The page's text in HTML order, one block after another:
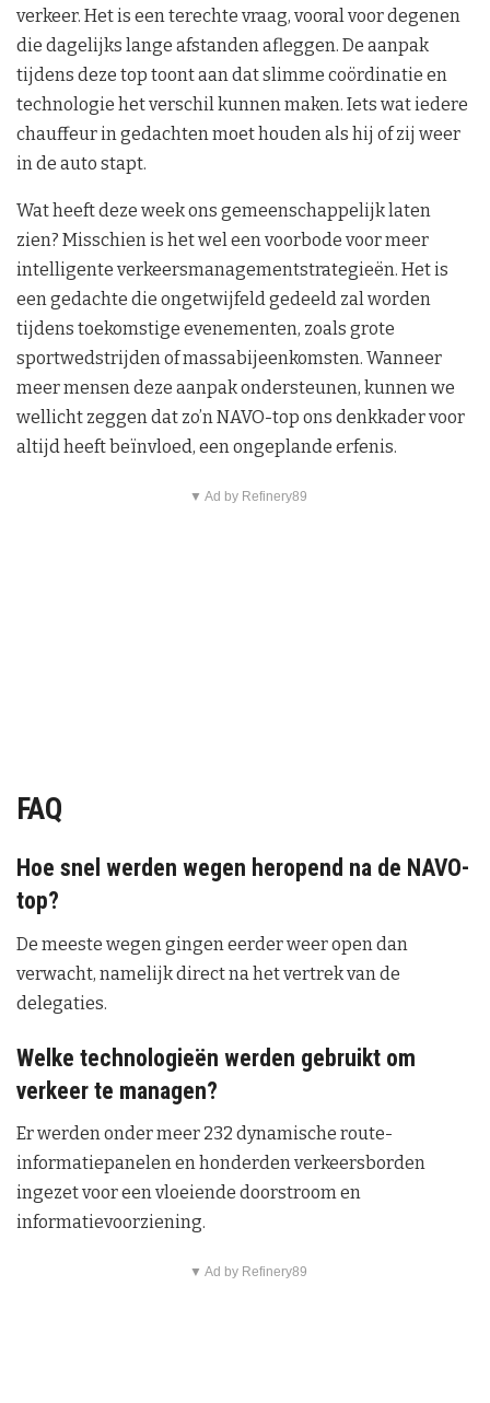
verkeer. Het is een terechte vraag, vooral voor degenen
die dagelijks lange afstanden afleggen. De aanpak
tijdens deze top toont aan dat slimme coördinatie en
technologie het verschil kunnen maken. Iets wat iedere
chauffeur in gedachten moet houden als hij of zij weer
in de auto stapt.
Wat heeft deze week ons gemeenschappelijk laten
zien? Misschien is het wel een voorbode voor meer
intelligente verkeersmanagementstrategieën. Het is
een gedachte die ongetwijfeld gedeeld zal worden
tijdens toekomstige evenementen, zoals grote
sportwedstrijden of massabijeenkomsten. Wanneer
meer mensen deze aanpak ondersteunen, kunnen we
wellicht zeggen dat zo’n NAVO-top ons denkkader voor
altijd heeft beïnvloed, een ongeplande erfenis.
▼ Ad by Refinery89
FAQ
Hoe snel werden wegen heropend na de NAVO-
top?
De meeste wegen gingen eerder weer open dan
verwacht, namelijk direct na het vertrek van de
delegaties.
Welke technologieën werden gebruikt om
verkeer te managen?
Er werden onder meer 232 dynamische route-
informatiepanelen en honderden verkeersborden
ingezet voor een vloeiende doorstroom en
informatievoorziening.
▼ Ad by Refinery89